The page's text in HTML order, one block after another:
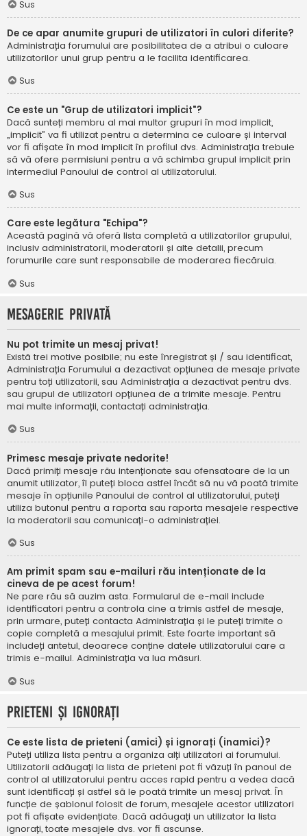
Sus
De ce apar anumite grupuri de utilizatori în culori diferite?
Administrația forumului are posibilitatea de a atribui o culoare
utilizatorilor unui grup pentru a le facilita identificarea.
Sus
Ce este un "Grup de utilizatori implicit"?
Dacă sunteți membru al mai multor grupuri în mod implicit,
„implicit” va fi utilizat pentru a determina ce culoare și interval
vor fi afișate în mod implicit în profilul dvs. Administrația trebuie
să vă ofere permisiuni pentru a vă schimba grupul implicit prin
intermediul Panoului de control al utilizatorului.
Sus
Care este legătura "Echipa"?
Această pagină vă oferă lista completă a utilizatorilor grupului,
inclusiv administratorii, moderatorii și alte detalii, precum
forumurile care sunt responsabile de moderarea fiecăruia.
Sus
Mesagerie privată
Nu pot trimite un mesaj privat!
Există trei motive posibile; nu este înregistrat și / sau identificat,
Administrația Forumului a dezactivat opțiunea de mesaje private
pentru toți utilizatorii, sau Administrația a dezactivat pentru dvs.
sau grupul de utilizatori opțiunea de a trimite mesaje. Pentru
mai multe informații, contactați administrația.
Sus
Primesc mesaje private nedorite!
Dacă primiți mesaje rău intenționate sau ofensatoare de la un
anumit utilizator, îl puteți bloca astfel încât să nu vă poată trimite
mesaje în opțiunile Panoului de control al utilizatorului, puteți
utiliza butonul pentru a raporta sau raporta mesajele respective
la moderatorii sau comunicați-o administrației.
Sus
Am primit spam sau e-mailuri rău intenționate de la
cineva de pe acest forum!
Ne pare rău să auzim asta. Formularul de e-mail include
identificatori pentru a controla cine a trimis astfel de mesaje,
prin urmare, puteți contacta Administrația și le puteți trimite o
copie completă a mesajului primit. Este foarte important să
includeți antetul, deoarece conține datele utilizatorului care a
trimis e-mailul. Administrația va lua măsuri.
Sus
Prieteni și ignorați
Ce este lista de prieteni (amici) și ignorați (inamici)?
Puteți utiliza lista pentru a organiza alți utilizatori ai forumului.
Utilizatorii adăugați la lista de prieteni pot fi văzuți în panoul de
control al utilizatorului pentru acces rapid pentru a vedea dacă
sunt identificați și astfel să le poată trimite un mesaj privat. În
funcție de șablonul folosit de forum, mesajele acestor utilizatori
pot fi afișate evidențiate. Dacă adăugați un utilizator la lista
ignorați, toate mesajele dvs. vor fi ascunse.